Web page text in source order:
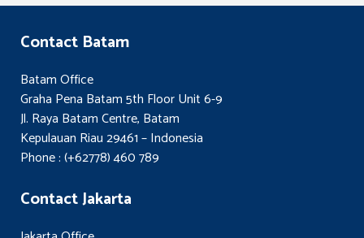
Contact Batam
Batam Office
Graha Pena Batam 5th Floor Unit 6-9
Jl. Raya Batam Centre, Batam
Kepulauan Riau 29461 – Indonesia
Phone : (+62778) 460 789
Contact Jakarta